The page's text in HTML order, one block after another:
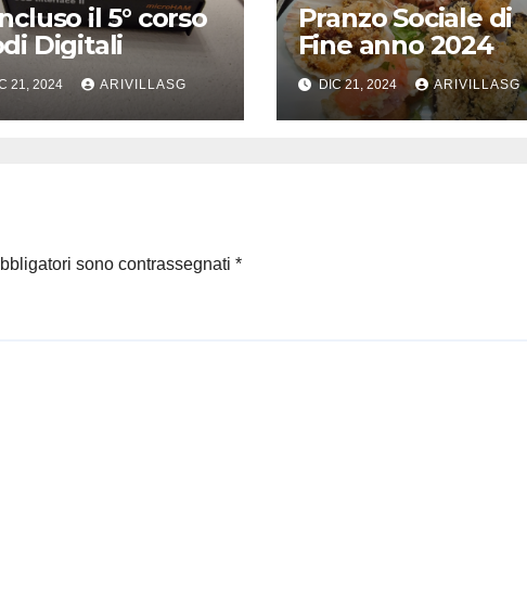
il 5° corso
Digitali
21, 2024 ARIVILLASG
Pranzo Sociale di
Fine anno 2024
DIC 21, 2024 ARIVILLASG
sono contrassegnati *